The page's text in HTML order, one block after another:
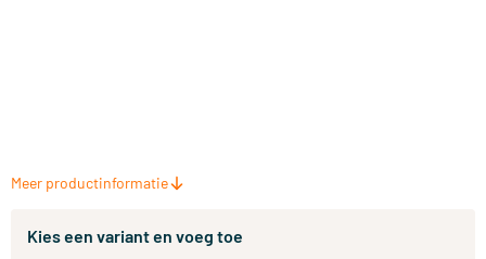
Meer productinformatie
Kies een variant en voeg toe